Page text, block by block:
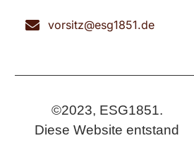
vorsitz@esg1851.de
©2023, ESG1851.
Diese Website entstand